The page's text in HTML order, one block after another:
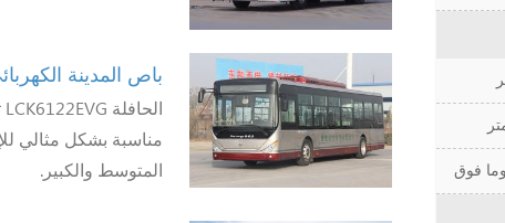
باص المدينة
مناسبة بشكل مثالي
المتوسط والكبير.